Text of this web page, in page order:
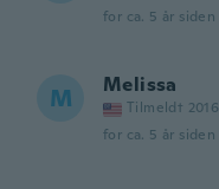
for ca. 5 år siden
M Melissa
Tilmeldt 2016
for ca. 5 år siden